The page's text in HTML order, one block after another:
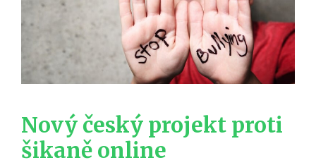
Nový český projekt proti
šikaně online